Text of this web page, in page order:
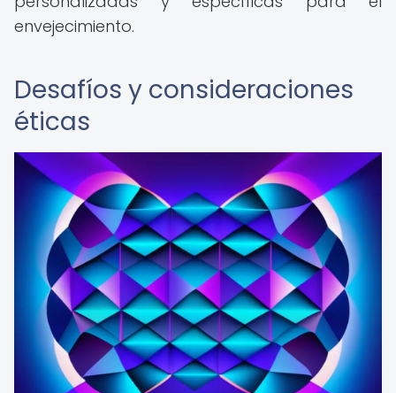
envejecimiento.
Desafíos y consideraciones
éticas